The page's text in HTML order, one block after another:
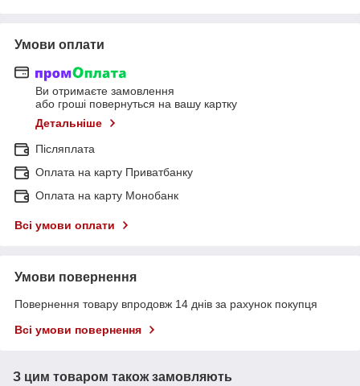
Умови оплати
Ви отримаєте замовлення
або гроші повернуться на вашу картку
Детальніше
Післяплата
Оплата на карту Приватбанку
Оплата на карту Монобанк
Всі умови оплати
Умови повернення
Повернення товару впродовж 14 днів за рахунок покупця
Всі умови повернення
З цим товаром також замовляють